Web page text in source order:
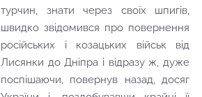
турчин, знати через своїх шпигів,
швидко звідомився про повернення
російських і козацьких військ від
Лисянки до Дніпра і відразу ж, дуже
поспішаючи, повернув назад, досяг